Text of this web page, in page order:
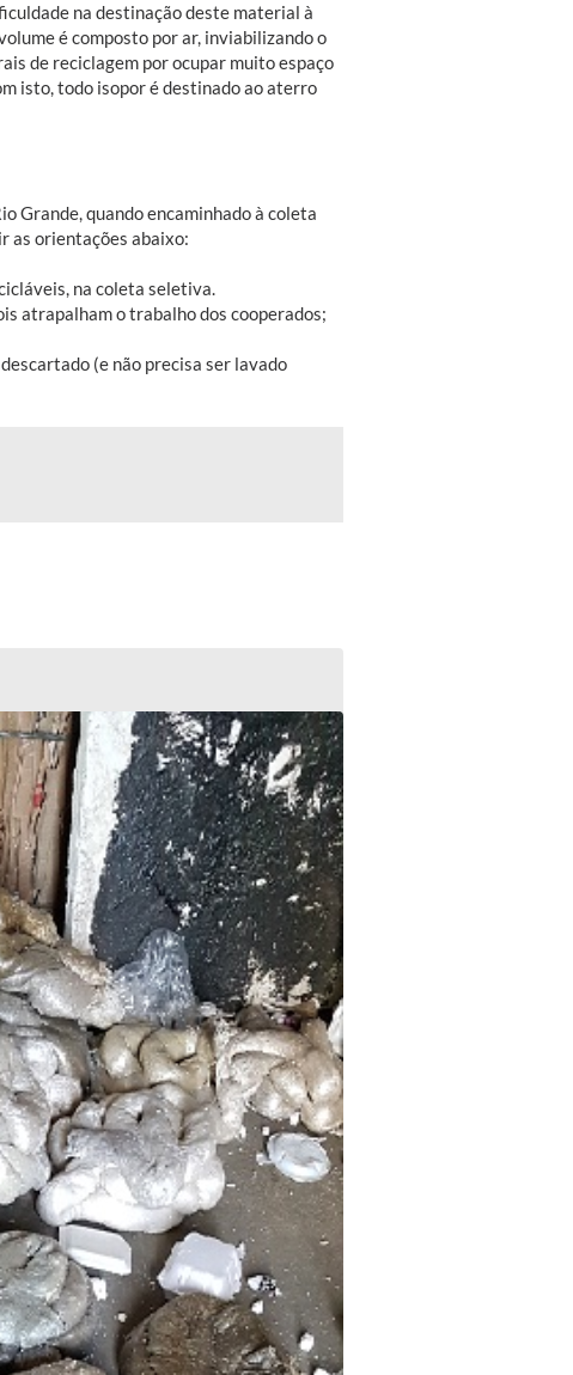
na destinação deste material à
é composto por ar, inviabilizando o
de reciclagem por ocupar muito espaço
isto, todo isopor é destinado ao aterro
Grande, quando encaminhado à coleta
as orientações abaixo:
na coleta seletiva.
atrapalham o trabalho dos cooperados;
(e não precisa ser lavado